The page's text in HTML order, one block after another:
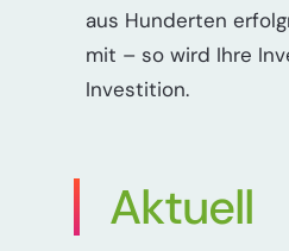
aus Hunderten
mit – so wird Ihre
Investition.
Aktuell